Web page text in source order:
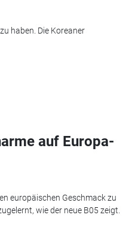
haben. Die Koreaner
auf Europa-
europäischen Geschmack zu
wie der neue B05 zeigt.